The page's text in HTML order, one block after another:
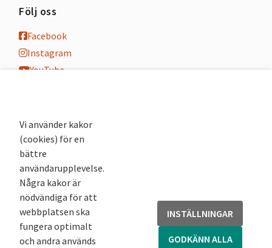
Följ oss
Facebook
Instagram
YouTube
Nyhetsbrev
Andra webbplatser
Arkivsök
Fornsök
Fornreg
Bebyggelseregistret
Runor
Vi använder kakor
(cookies) för en
bättre
användarupplevelse.
Några kakor är
nödvändiga för att
webbplatsen ska
fungera optimalt
och andra används
INSTÄLLNINGAR
GODKÄNN ALLA